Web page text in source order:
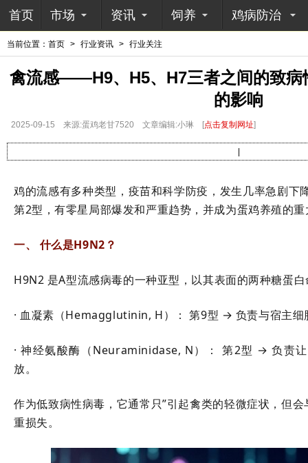
首页 市场 资讯 饲养 鸡病防治
当前位置： 首页 > 行业资讯 > 行业关注
禽流感——H9、H5、H7三者之间的致病
的影响
2025-09-15 来源:蛋鸡老甘7520 文章编辑:小琳 [点击复制网址]
鸡的流感有多种类型，疫苗和科学防疫，发生几率急剧下
第2型，有零星局部爆发和严重趋势，并成为蛋鸡养殖的
一、 什么是H9N2？
H9N2 是A型流感病毒的一种亚型，以其表面的两种糖蛋
· 血凝素（Hemagglutinin, H）： 第9型 → 负责与宿主细
· 神经氨酸酶（Neuraminidase, N）： 第2型 → 负责
放。
作为低致病性病毒，它通常只”引起禽类的轻微症状，但
重损失。